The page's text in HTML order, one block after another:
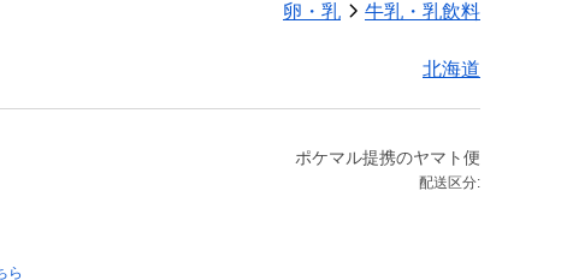
卵・乳 牛乳・乳飲料
北海道
ポケマル提携のヤマト便
配送区分:
ら